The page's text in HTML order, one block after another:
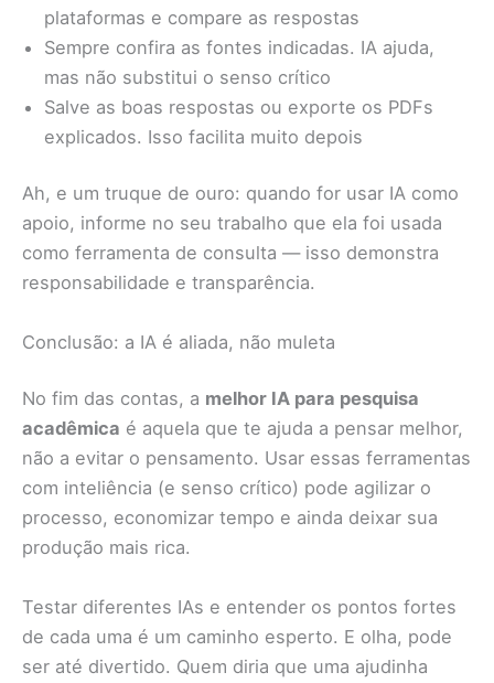
plataformas e compare as respostas
Sempre confira as fontes indicadas. IA ajuda,
mas não substitui o senso crítico
Salve as boas respostas ou exporte os PDFs
explicados. Isso facilita muito depois
Ah, e um truque de ouro: quando for usar IA como
apoio, informe no seu trabalho que ela foi usada
como ferramenta de consulta — isso demonstra
responsabilidade e transparência.
Conclusão: a IA é aliada, não muleta
No fim das contas, a melhor IA para pesquisa
acadêmica é aquela que te ajuda a pensar melhor,
não a evitar o pensamento. Usar essas ferramentas
com inteliência (e senso crítico) pode agilizar o
processo, economizar tempo e ainda deixar sua
produção mais rica.
Testar diferentes IAs e entender os pontos fortes
de cada uma é um caminho esperto. E olha, pode
ser até divertido. Quem diria que uma ajudinha